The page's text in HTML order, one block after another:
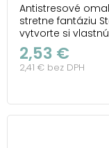
Antistresové
stretne fantáziu
vytvorte si
Módny butik od
topánky, kabelky
dodáte štýl a
2,53 €
2,41 € bez DPH